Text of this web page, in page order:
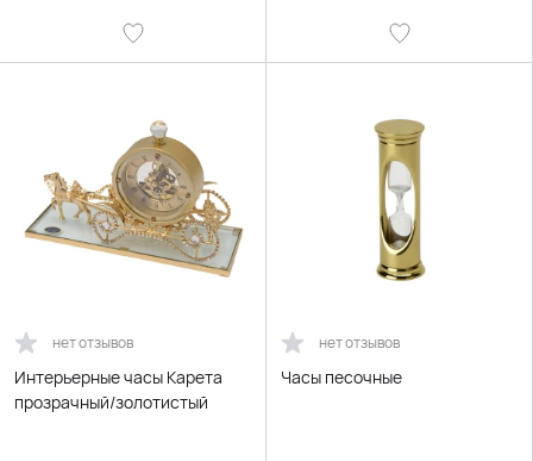
нет отзывов
Интерьерные часы Карета
прозрачный/золотистый
нет отзывов
Часы песочные